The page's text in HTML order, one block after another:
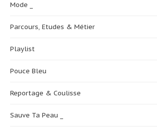
Mode _
Parcours, Etudes & Métier
Playlist
Pouce Bleu
Reportage & Coulisse
Sauve Ta Peau _